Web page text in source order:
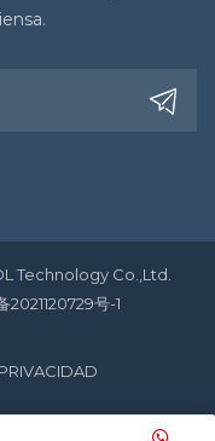
Technology Co.,Ltd.
2021120729号-1